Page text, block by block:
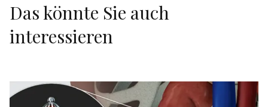
Das könnte Sie auch
interessieren